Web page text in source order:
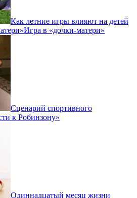
Как летние игры влияют на детей
Игра в «дочки-матери»
Сценарий спортивного
к Робинзону»
Одиннадцатый месяц жизни